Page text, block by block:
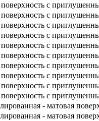
с
с
с
с
с
с
с
с
с
с
- матовая
- матовая